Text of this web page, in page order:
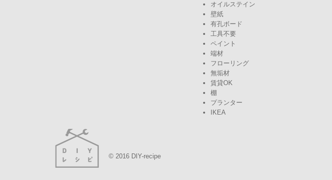
オイルステイン
壁紙
有孔ボード
工具不要
ペイント
端材
フローリング
無垢材
賃貸OK
棚
プランター
IKEA
© 2016 DIY-recipe